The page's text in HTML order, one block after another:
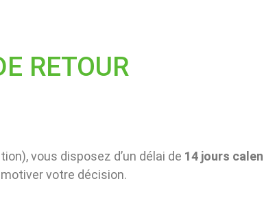
RETOUR
vous disposez d’un délai de 14 jours
votre décision.